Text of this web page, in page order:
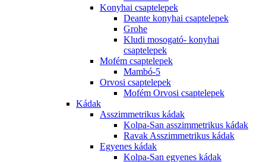
Konyhai csaptelepek
Deante konyhai csaptelepek
Grohe
Kludi mosogató- konyhai
csaptelepek
Mofém csaptelepek
Mambó-5
Orvosi csaptelepek
Mofém Orvosi csaptelepek
Kádak
Asszimmetrikus kádak
Kolpa-San asszimmetrikus kádak
Ravak Asszimmetrikus kádak
Egyenes kádak
Kolpa-San egyenes kádak